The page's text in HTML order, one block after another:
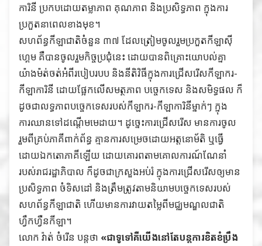
ការិនី ប្រកបដោយតម្លាភាព គុណភាព និងប្រសិទ្ធភាព ក្នុងការ
ប្រកួតនាពេលខាងមុខ។
សហព័ន្ធកីឡាជាតិចំនួន ៣៧ ដែលត្រៀមចូលរួមប្រកួតកីឡាស៊ី
ហ្គេម គឺបានចូលរួមកិច្ចប្រជុំនេះ ដោយបានពិគ្រោះយោបល់គ្នា
យ៉ាងម៉ត់ចត់អំពីរបៀបរបប និងនីតិវិធីក្នុងការជ្រើសរើសកីឡាករ-
កីឡាការិនី ដោយផ្អែកលើសមត្ថភាព បច្ចេកទេស និងសមិទ្ធផល ក៏
ដូចជាលទ្ធភាពបច្ចេកទេសរបស់កីឡាករ-កីឡាការិនីម្នាក់ៗ ក្នុង
ការឈានទៅដណ្ដើមមេដាយ។ ដូច្នេះការជ្រើសរើស មានការចូល
រួមពីគ្រប់ភាគីពាក់ព័ន្ធ គ្មានការសម្រេចដោយអត្តនោម័តិ ឬធ្វើ
ដោយឯកតោភាគីឡើយ ដោយគោរពតាមគោលការណ៍ណែនាំ
របស់រាជរដ្ឋាភិបាល ក៏ដូចជាក្រសួងអប់រំ ក្នុងការជ្រើសរើសឲ្យមាន
ប្រសិទ្ធភាព ចំទិសដៅ និងត្រឹមត្រូវតាមនិយាមបច្ចេកទេសរបស់
សហព័ន្ធកីឡាជាតិ ហើយមានការវាយតម្លៃពីមជ្ឈមណ្ឌលជាតិ
ហ្វឹកហ្វឺនកីឡា។
លោក វ៉ាត់ ចំរើន បន្ដថា «ជាទូទៅគឺយើងនៅតែបន្ដការខិតខំប្រឹង